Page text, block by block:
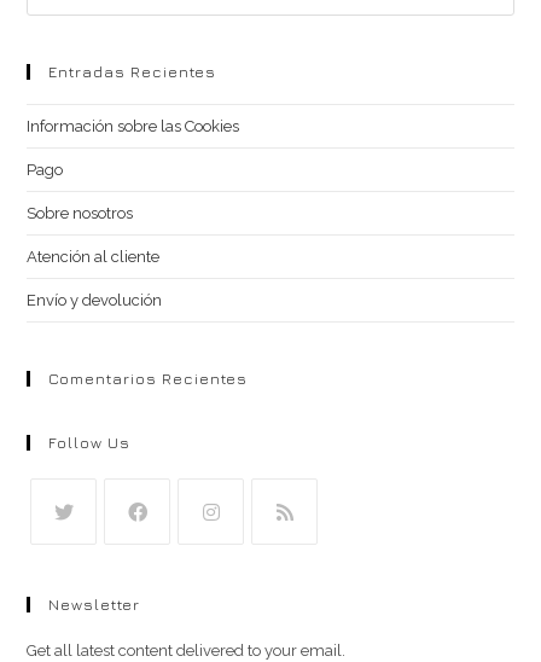
en
webEntradas Recientes
Información sobre las Cookies
Pago
Sobre nosotros
Atención al cliente
Envío y devolución
Comentarios Recientes
Follow Us
en
una
una
una
una
Newsletter
Get all latest content delivered to your email.